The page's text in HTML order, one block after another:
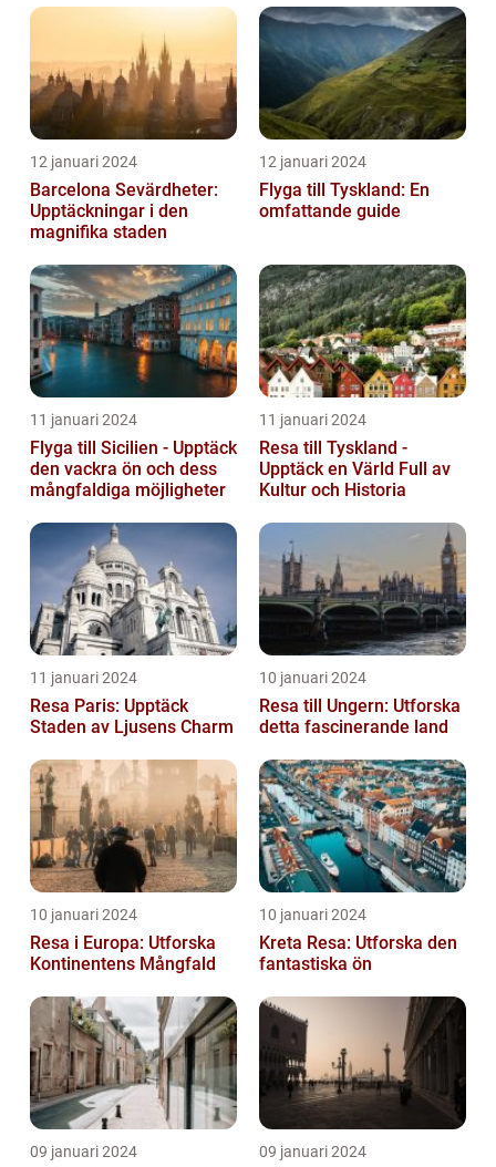
12 januari 2024
Barcelona Sevärdheter:
Upptäckningar i den
magnifika staden
12 januari 2024
Flyga till Tyskland: En
omfattande guide
11 januari 2024
Flyga till Sicilien - Upptäck
den vackra ön och dess
mångfaldiga möjligheter
11 januari 2024
Resa till Tyskland -
Upptäck en Värld Full av
Kultur och Historia
11 januari 2024
Resa Paris: Upptäck
Staden av Ljusens Charm
10 januari 2024
Resa till Ungern: Utforska
detta fascinerande land
10 januari 2024
Resa i Europa: Utforska
Kontinentens Mångfald
10 januari 2024
Kreta Resa: Utforska den
fantastiska ön
09 januari 2024 09 januari 2024